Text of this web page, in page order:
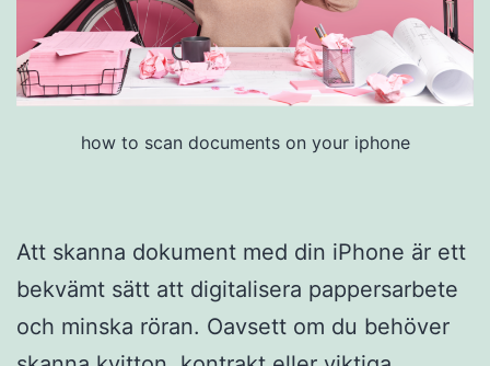
how to scan documents on your iphone
Att skanna dokument med din iPhone är ett
bekvämt sätt att digitalisera pappersarbete
och minska röran. Oavsett om du behöver